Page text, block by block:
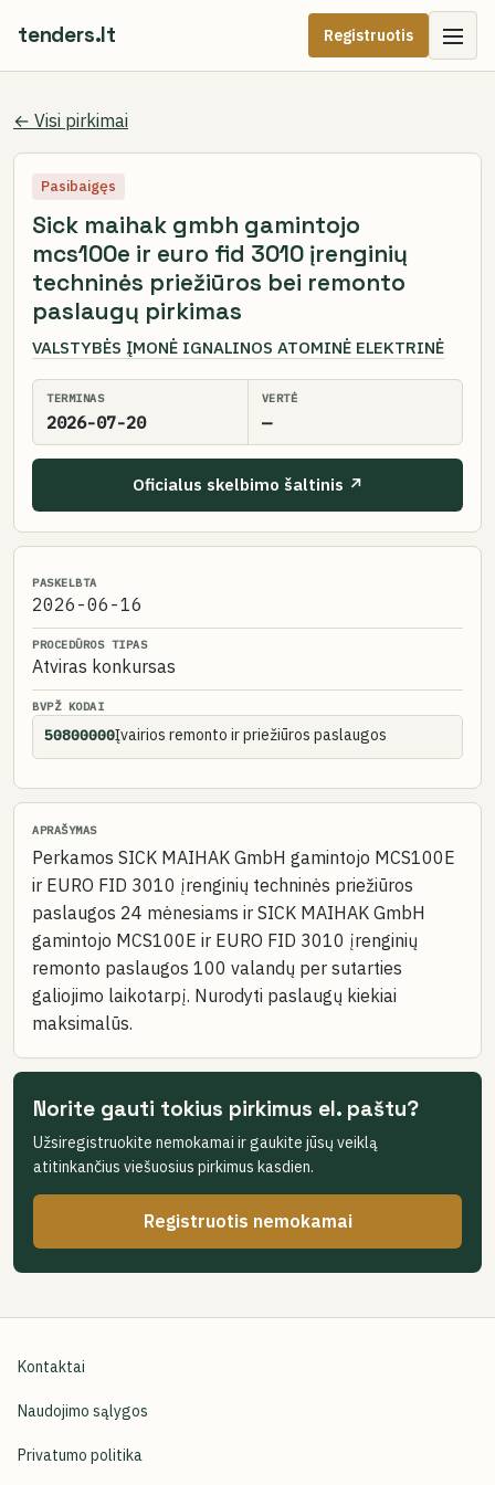
tenders.lt Registruotis
← Visi pirkimai
Pasibaigęs
Sick maihak gmbh gamintojo
mcs100e ir euro fid 3010 įrenginių
techninės priežiūros bei remonto
paslaugų pirkimas
VALSTYBĖS ĮMONĖ IGNALINOS ATOMINĖ ELEKTRINĖ
TERMINAS
2026-07-20
VERTĖ
—
Oficialus skelbimo šaltinis ↗
PASKELBTA
2026-06-16
PROCEDŪROS TIPAS
Atviras konkursas
BVPŽ KODAI
50800000Įvairios remonto ir priežiūros paslaugos
APRAŠYMAS
Perkamos SICK MAIHAK GmbH gamintojo MCS100E
ir EURO FID 3010 įrenginių techninės priežiūros
paslaugos 24 mėnesiams ir SICK MAIHAK GmbH
gamintojo MCS100E ir EURO FID 3010 įrenginių
remonto paslaugos 100 valandų per sutarties
galiojimo laikotarpį. Nurodyti paslaugų kiekiai
maksimalūs.
Norite gauti tokius pirkimus el. paštu?
Užsiregistruokite nemokamai ir gaukite jūsų veiklą
atitinkančius viešuosius pirkimus kasdien.
Registruotis nemokamai
Kontaktai
Naudojimo sąlygos
Privatumo politika